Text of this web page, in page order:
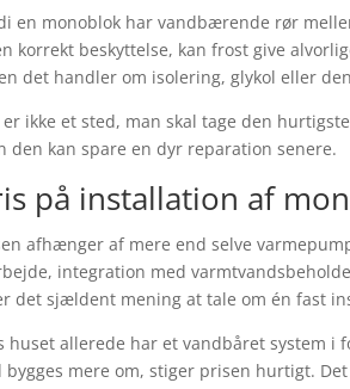
en monoblok har vandbærende rør
korrekt beskyttelse, kan frost give
det handler om isolering, glykol eller
er ikke et sted, man skal tage den
den kan spare en dyr reparation senere.
på installation af
afhænger af mere end selve
integration med
det sjældent mening at tale om én fast
huset allerede har et vandbåret system
bygges mere om, stiger prisen hurtigt.